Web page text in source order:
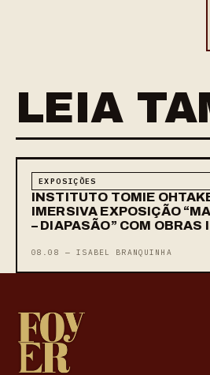
LEIA
EXPOSIÇÕES
INSTITUTO TOMIE
IMERSIVA EXPOSIÇÃO
– DIAPASÃO” COM OBRAS
08.08 — ISABEL BRANQUINHA